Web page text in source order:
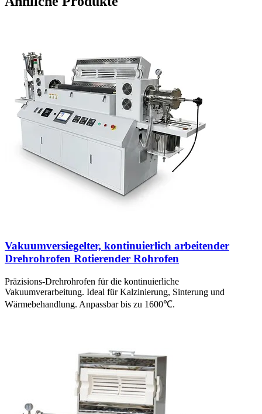
Vakuumversiegelter, kontinuierlich arbeitender
Drehrohrofen Rotierender Rohrofen
Präzisions-Drehrohrofen für die kontinuierliche
Vakuumverarbeitung. Ideal für Kalzinierung, Sinterung und
Wärmebehandlung. Anpassbar bis zu 1600℃.